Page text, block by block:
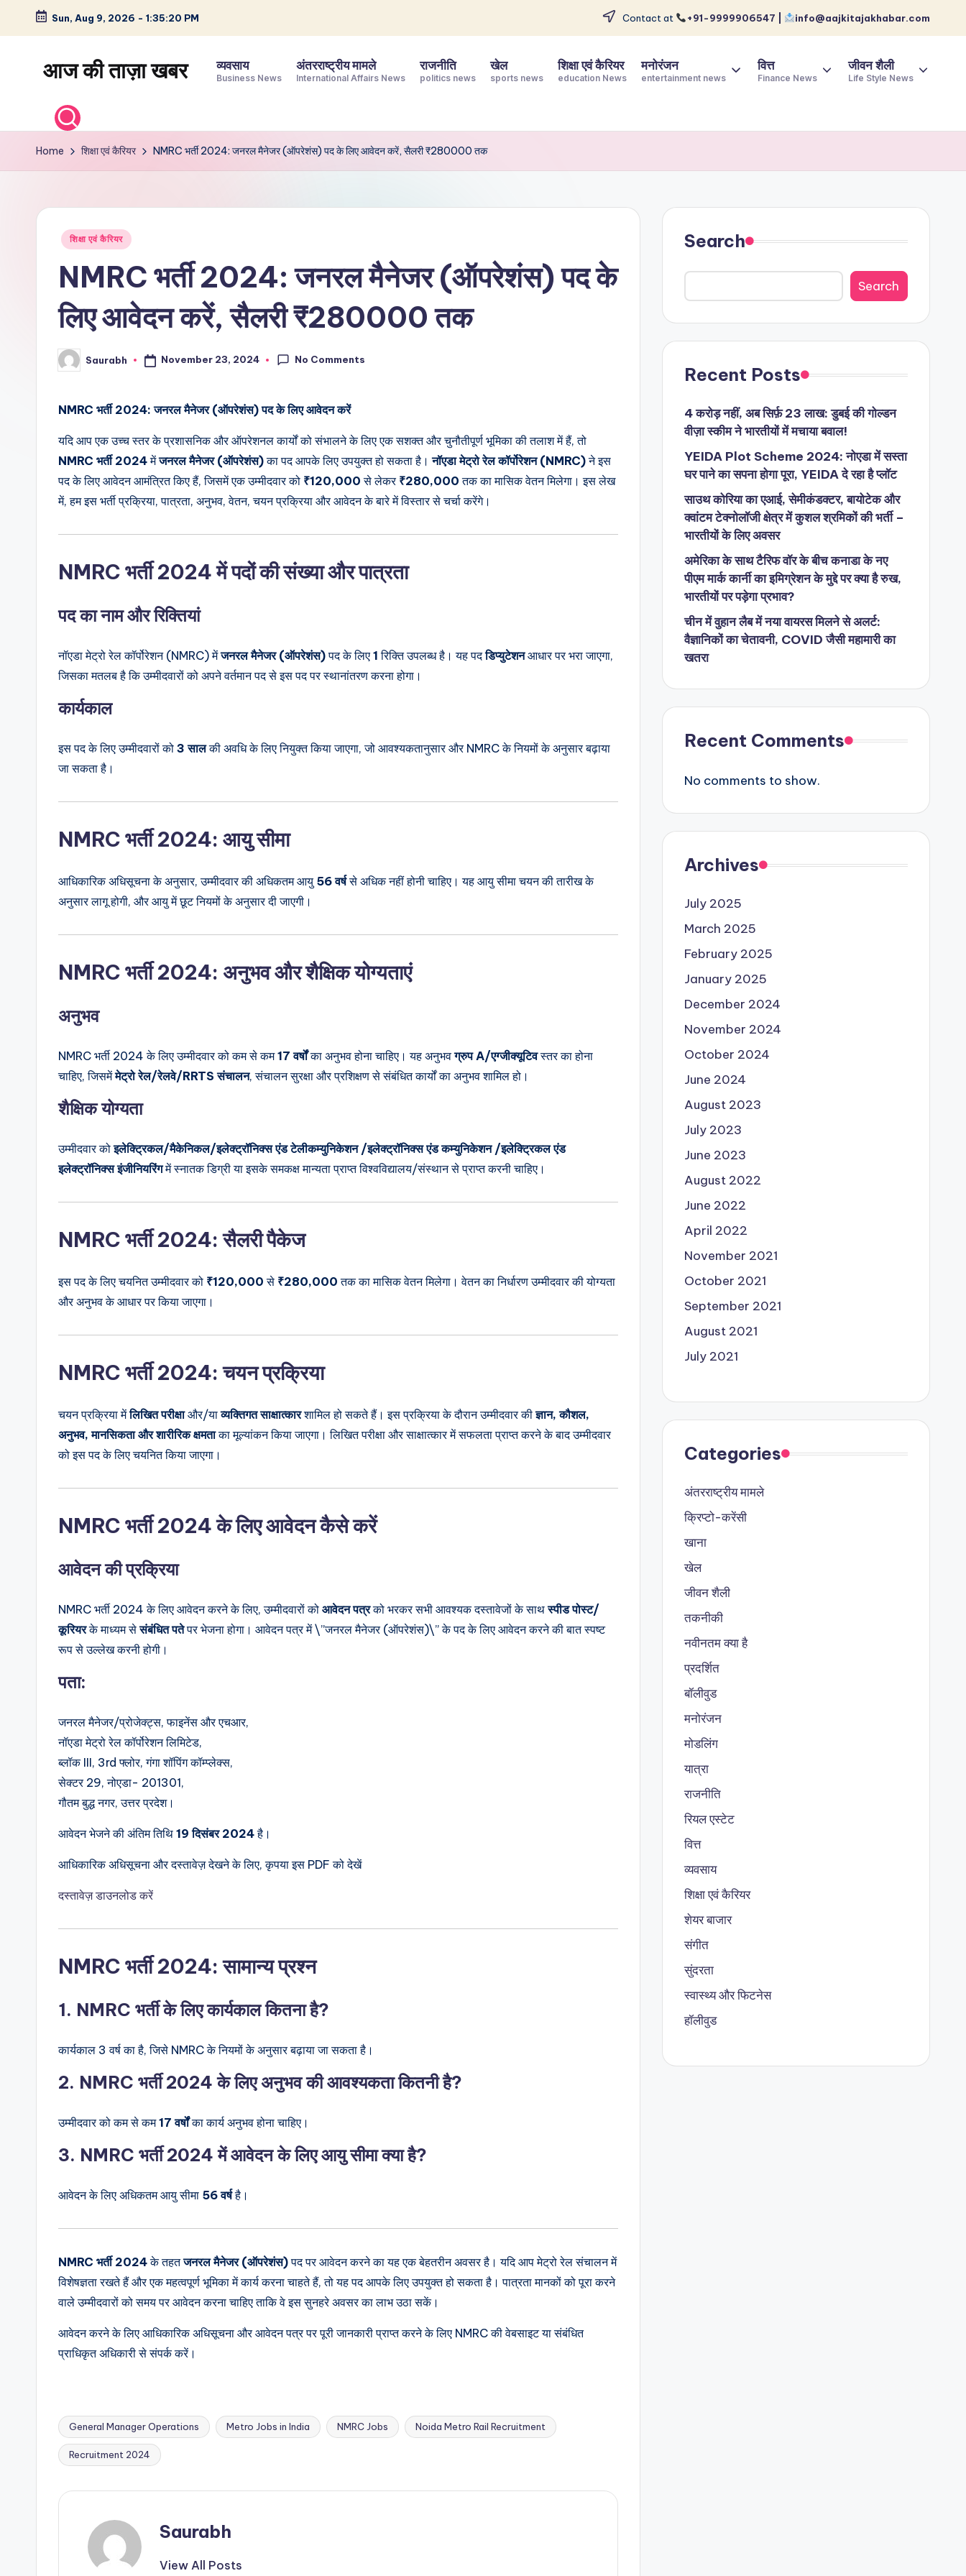
Skip
content
Sun, Aug 9, 2026 - 1:35:21 PM Contact at +91-9999906547 | info@aajkitajakhabar.com
आज की ताज़ा खबर
खेल,
व्यापार
विश्व
व्यवसाय
Business News
अंतरराष्ट्रीय मामले
International Affairs News
राजनीति
politics news
खेल
sports news
शिक्षा एवं कैरियर
education News
मनोरंजन
entertainment news
वित्त
Finance News
जीवन शैली
Life Style News
Home शिक्षा एवं कैरियर NMRC भर्ती 2024: जनरल मैनेजर (ऑपरेशंस) पद के लिए आवेदन करें, सैलरी ₹280000 तक
Posted
शिक्षा एवं कैरियर
NMRC भर्ती 2024: जनरल मैनेजर (ऑपरेशंस) पद के
लिए आवेदन करें, सैलरी ₹280000 तक
Posted
by
Saurabh November 23, 2024 No Comments
NMRC भर्ती 2024: जनरल मैनेजर (ऑपरेशंस) पद के लिए आवेदन करें
यदि आप एक उच्च स्तर के प्रशासनिक और ऑपरेशनल कार्यों को संभालने के लिए एक सशक्त और चुनौतीपूर्ण भूमिका की तलाश में हैं, तो
NMRC भर्ती 2024मेंजनरल मैनेजर (ऑपरेशंस)का पद आपके लिए उपयुक्त हो सकता है।नॉएडा मेट्रो रेल कॉर्पोरेशन (NMRC)ने इस
पद के लिए आवेदन आमंत्रित किए हैं, जिसमें एक उम्मीदवार को ₹120,000 से लेकर ₹280,000 तक का मासिक वेतन मिलेगा। इस लेख
में, हम इस भर्ती प्रक्रिया, पात्रता, अनुभव, वेतन, चयन प्रक्रिया और आवेदन के बारे में विस्तार से चर्चा करेंगे।
NMRC भर्ती 2024 में पदों की संख्या और पात्रता
पद का नाम और रिक्तियां
नॉएडा मेट्रो रेल कॉर्पोरेशन (NMRC) मेंजनरल मैनेजर (ऑपरेशंस)पद के लिए 1 रिक्ति उपलब्ध है। यह पदडिप्युटेशनआधार पर भरा जाएगा,
जिसका मतलब है कि उम्मीदवारों को अपने वर्तमान पद से इस पद पर स्थानांतरण करना होगा।
कार्यकाल
इस पद के लिए उम्मीदवारों को 3 सालकी अवधि के लिए नियुक्त किया जाएगा, जो आवश्यकतानुसार और NMRC के नियमों के अनुसार बढ़ाया
जा सकता है।
NMRC भर्ती 2024: आयु सीमा
आधिकारिक अधिसूचना के अनुसार, उम्मीदवार की अधिकतम आयु 56 वर्षसे अधिक नहीं होनी चाहिए। यह आयु सीमा चयन की तारीख के
अनुसार लागू होगी, और आयु में छूट नियमों के अनुसार दी जाएगी।
NMRC भर्ती 2024: अनुभव और शैक्षिक योग्यताएं
अनुभव
NMRC भर्ती 2024 के लिए उम्मीदवार को कम से कम17 वर्षोंका अनुभव होना चाहिए। यह अनुभवग्रुप A/एग्जीक्यूटिवस्तर का होना
चाहिए, जिसमेंमेट्रो रेल/रेलवे/RRTS संचालन, संचालन सुरक्षा और प्रशिक्षण से संबंधित कार्यों का अनुभव शामिल हो।
शैक्षिक योग्यता
उम्मीदवार कोइलेक्ट्रिकल/मैकेनिकल/इलेक्ट्रॉनिक्स एंड टेलीकम्युनिकेशन /इलेक्ट्रॉनिक्स एंड कम्युनिकेशन /इलेक्ट्रिकल एंड
इलेक्ट्रॉनिक्स इंजीनियरिंगमें स्नातक डिग्री या इसके समकक्ष मान्यता प्राप्त विश्वविद्यालय/संस्थान से प्राप्त करनी चाहिए।
NMRC भर्ती 2024: सैलरी पैकेज
इस पद के लिए चयनित उम्मीदवार को ₹120,000 से ₹280,000 तक का मासिक वेतन मिलेगा। वेतन का निर्धारण उम्मीदवार की योग्यता
और अनुभव के आधार पर किया जाएगा।
NMRC भर्ती 2024: चयन प्रक्रिया
चयन प्रक्रिया मेंलिखित परीक्षाऔर/याव्यक्तिगत साक्षात्कारशामिल हो सकते हैं। इस प्रक्रिया के दौरान उम्मीदवार कीज्ञान, कौशल,
अनुभव, मानसिकता और शारीरिक क्षमताका मूल्यांकन किया जाएगा। लिखित परीक्षा और साक्षात्कार में सफलता प्राप्त करने के बाद उम्मीदवार
को इस पद के लिए चयनित किया जाएगा।
NMRC भर्ती 2024 के लिए आवेदन कैसे करें
आवेदन की प्रक्रिया
NMRC भर्ती 2024 के लिए आवेदन करने के लिए, उम्मीदवारों को आवेदन पत्रको भरकर सभी आवश्यक दस्तावेजों के साथस्पीड पोस्ट/
कूरियरके माध्यम सेसंबंधित पतेपर भेजना होगा। आवेदन पत्र में \”जनरल मैनेजर (ऑपरेशंस)\” के पद के लिए आवेदन करने की बात स्पष्ट
रूप से उल्लेख करनी होगी।
पता:
जनरल मैनेजर/प्रोजेक्ट्स, फाइनेंस और एचआर,
नॉएडा मेट्रो रेल कॉर्पोरेशन लिमिटेड,
ब्लॉक III, 3rd फ्लोर, गंगा शॉपिंग कॉम्प्लेक्स,
सेक्टर 29, नोएडा- 201301,
गौतम बुद्ध नगर, उत्तर प्रदेश।
आवेदन भेजने की अंतिम तिथि 19 दिसंबर 2024है।
आधिकारिक अधिसूचना और दस्तावेज़ देखने के लिए, कृपया इस PDF को देखें
दस्तावेज़ डाउनलोड करें
NMRC भर्ती 2024: सामान्य प्रश्न
1. NMRC भर्ती के लिए कार्यकाल कितना है?
कार्यकाल 3 वर्ष का है, जिसे NMRC के नियमों के अनुसार बढ़ाया जा सकता है।
2. NMRC भर्ती 2024 के लिए अनुभव की आवश्यकता कितनी है?
उम्मीदवार को कम से कम17 वर्षोंका कार्य अनुभव होना चाहिए।
3. NMRC भर्ती 2024 में आवेदन के लिए आयु सीमा क्या है?
आवेदन के लिए अधिकतम आयु सीमा 56 वर्षहै।
NMRC भर्ती 2024के तहतजनरल मैनेजर (ऑपरेशंस)पद पर आवेदन करने का यह एक बेहतरीन अवसर है। यदि आप मेट्रो रेल संचालन में
विशेषज्ञता रखते हैं और एक महत्वपूर्ण भूमिका में कार्य करना चाहते हैं, तो यह पद आपके लिए उपयुक्त हो सकता है। पात्रता मानकों को पूरा करने
वाले उम्मीदवारों को समय पर आवेदन करना चाहिए ताकि वे इस सुनहरे अवसर का लाभ उठा सकें।
आवेदन करने के लिए आधिकारिक अधिसूचना और आवेदन पत्र पर पूरी जानकारी प्राप्त करने के लिए NMRC की वेबसाइट या संबंधित
प्राधिकृत अधिकारी से संपर्क करें।
Tags:
General Manager Operations Metro Jobs in India NMRC Jobs Noida Metro Rail Recruitment
Recruitment 2024
Saurabh
View All Posts
Search
Search
Recent Posts
4 करोड़ नहीं, अब सिर्फ़ 23 लाख: डुबई की गोल्डन
वीज़ा स्कीम ने भारतीयों में मचाया बवाल!
YEIDA Plot Scheme 2024: नोएडा में सस्ता
घर पाने का सपना होगा पूरा, YEIDA दे रहा है प्लॉट
साउथ कोरिया का एआई, सेमीकंडक्टर, बायोटेक और
क्वांटम टेक्नोलॉजी क्षेत्र में कुशल श्रमिकों की भर्ती –
भारतीयों के लिए अवसर
अमेरिका के साथ टैरिफ वॉर के बीच कनाडा के नए
पीएम मार्क कार्नी का इमिग्रेशन के मुद्दे पर क्या है रुख,
भारतीयों पर पड़ेगा प्रभाव?
चीन में वुहान लैब में नया वायरस मिलने से अलर्ट:
वैज्ञानिकों का चेतावनी, COVID जैसी महामारी का
खतरा
Recent Comments
No comments to show.
Archives
July 2025
March 2025
February 2025
January 2025
December 2024
November 2024
October 2024
June 2024
August 2023
July 2023
June 2023
August 2022
June 2022
April 2022
November 2021
October 2021
September 2021
August 2021
July 2021
Categories
अंतरराष्ट्रीय मामले
क्रिप्टो-करेंसी
खाना
खेल
जीवन शैली
तकनीकी
नवीनतम क्या है
प्रदर्शित
बॉलीवुड
मनोरंजन
मोडलिंग
यात्रा
राजनीति
रियल एस्टेट
वित्त
व्यवसाय
शिक्षा एवं कैरियर
शेयर बाजार
संगीत
सुंदरता
स्वास्थ्य और फिटनेस
हॉलीवुड